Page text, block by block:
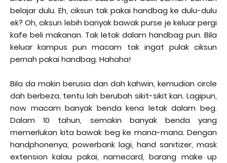
belajar dulu. Eh, ciksun tak pakai handbag ke dulu-dulu
ek? Oh, ciksun lebih banyak bawak purse je keluar pergi
kafe beli makanan. Tak letak dalam handbag pun. Bila
keluar kampus pun macam tak ingat pulak ciksun
pernah pakai handbag. Hahaha!
Bila da makin berusia dan dah kahwin, kemudian circle
dah berbeza, tentu lah berubah sikit-sikit kan. Lagipun,
now macam banyak benda kena letak dalam beg.
Dalam 10 tahun, semakin banyak benda yang
memerlukan kita bawak beg ke mana-mana. Dengan
handphonenya, powerbank lagi, hand sanitizer, mask
extension kalau pakai, namecard, barang make up